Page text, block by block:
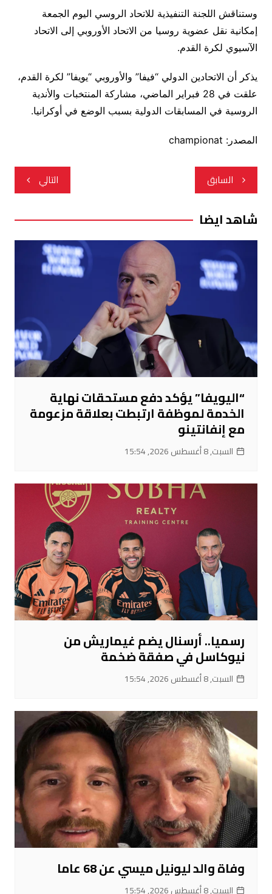
وستناقش اللجنة التنفيذية للاتحاد الروسي اليوم الجمعة
إمكانية نقل عضوية روسيا من الاتحاد الأوروبي إلى الاتحاد
الآسيوي لكرة القدم.
يذكر أن الاتحادين الدولي “فيفا” والأوروبي “يويفا” لكرة القدم،
علقت في 28 فبراير الماضي، مشاركة المنتخبات والأندية
الروسية في المسابقات الدولية بسبب الوضع في أوكرانيا.
المصدر: championat
تصفّح
المقالات
السابق التالي
شاهد ايضا
“اليويفا” يؤكد دفع مستحقات نهاية
الخدمة لموظفة ارتبطت بعلاقة مزعومة
مع إنفانتينو
السبت, 8 أغسطس 2026, 15:54
رسميا.. أرسنال يضم غيماريش من
نيوكاسل في صفقة ضخمة
السبت, 8 أغسطس 2026, 15:54
وفاة والد ليونيل ميسي عن 68 عاما
السبت, 8 أغسطس 2026, 15:54